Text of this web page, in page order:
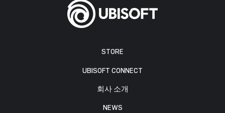
STORE
UBISOFT CONNECT
회사 소개
NEWS